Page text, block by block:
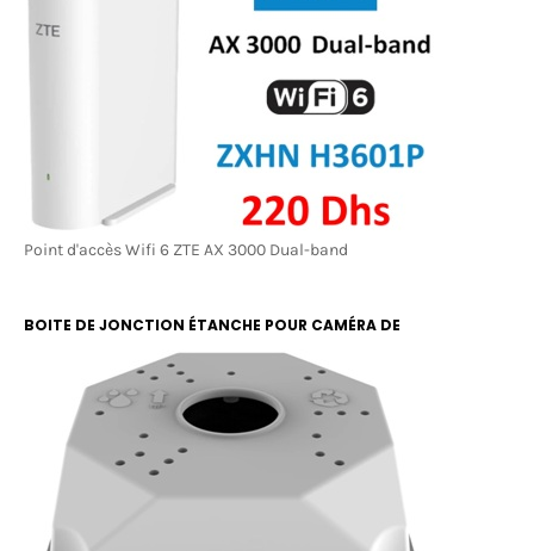
Point d'accès Wifi 6 ZTE AX 3000 Dual-band
BOITE DE JONCTION ÉTANCHE POUR CAMÉRA DE
SURVEILLANCE RBOX 13X13